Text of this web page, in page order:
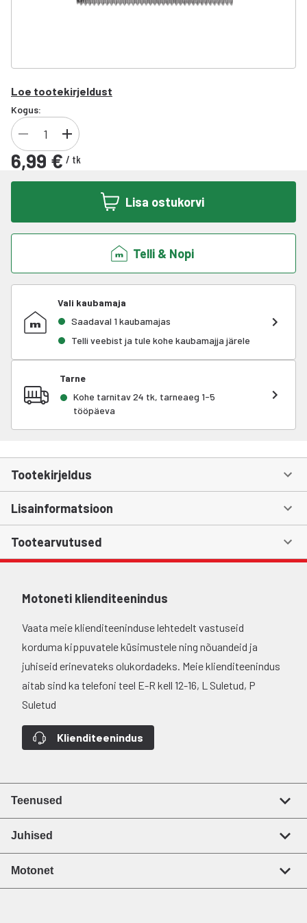
Loe tootekirjeldust
Kogus:
6,99 € / tk
Lisa ostukorvi
Telli & Nopi
Vali kaubamaja
Saadaval 1 kaubamajas
Telli veebist ja tule kohe kaubamajja järele
Tarne
Kohe tarnitav 24 tk, tarneaeg 1-5
tööpäeva
Tootekirjeldus
Lisainformatsioon
Tootearvutused
Motoneti klienditeenindus
Vaata meie klienditeeninduse lehtedelt vastuseid
korduma kippuvatele küsimustele ning nõuandeid ja
juhiseid erinevateks olukordadeks. Meie klienditeenindus
aitab sind ka telefoni teel E-R kell 12-16, L Suletud, P
Suletud
Klienditeenindus
Teenused
Juhised
Motonet